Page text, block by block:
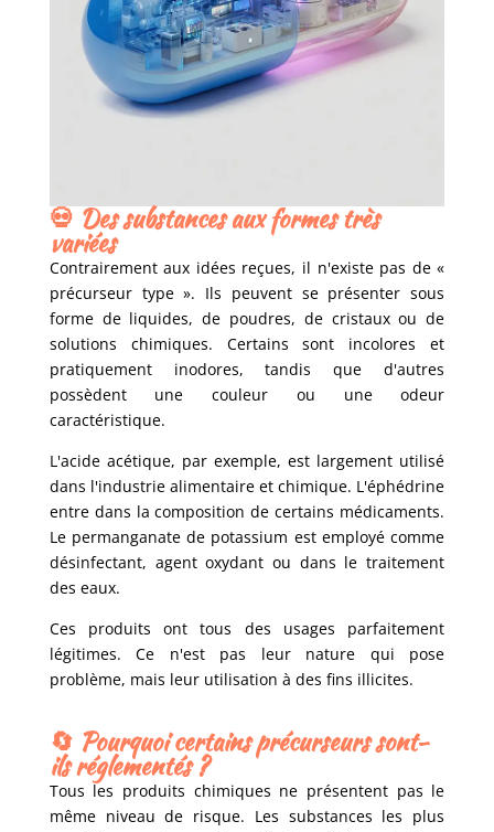
💀Des substances aux formes très
variées
Contrairement aux idées reçues, il n'existe pas de «
précurseur type ». Ils peuvent se présenter sous
forme de liquides, de poudres, de cristaux ou de
solutions chimiques. Certains sont incolores et
pratiquement inodores, tandis que d'autres
possèdent une couleur ou une odeur
caractéristique.
L'acide acétique, par exemple, est largement utilisé
dans l'industrie alimentaire et chimique. L'éphédrine
entre dans la composition de certains médicaments.
Le permanganate de potassium est employé comme
désinfectant, agent oxydant ou dans le traitement
des eaux.
Ces produits ont tous des usages parfaitement
légitimes. Ce n'est pas leur nature qui pose
problème, mais leur utilisation à des fins illicites.
🔄 Pourquoi certains précurseurs sont-
ils réglementés ?
Tous les produits chimiques ne présentent pas le
même niveau de risque. Les substances les plus